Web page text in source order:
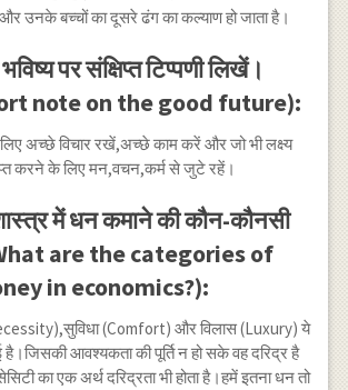
उनके बच्चों का दूसरे ढंग का कल्याण हो जाता है।
पर संक्षिप्त टिप्पणी लिखें।
note on the good future):
अच्छे विचार रखें,अच्छे काम करें और जो भी लक्ष्य
करने के लिए मन,वचन,कर्म से जुटे रहें।
में धन कमाने की कौन-कौनसी
are the categories of
in economics?):
(Comfort) और विलास (Luxury) ये
है।जिसकी आवश्यकता की पूर्ति न हो सके वह दरिद्र है
का एक अर्थ दरिद्रता भी होता है।हमें इतना धन तो